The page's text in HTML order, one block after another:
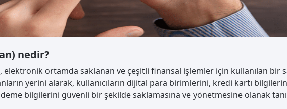
nedir?
elektronik ortamda saklanan ve çeşitli finansal işlemler için kullanılan bir
yerini alarak, kullanıcıların dijital para birimlerini, kredi kartı
bilgilerini güvenli bir şekilde saklamasına ve yönetmesine olanak